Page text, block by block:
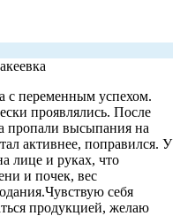
с переменным успехом.
проявлялись. После
пропали высыпания на
активнее, поправился. У
лице и руках, что
и почек, вес
себя
продукцией, желаю